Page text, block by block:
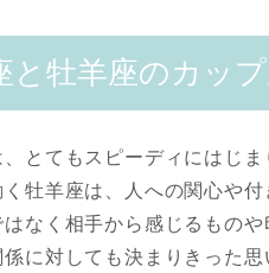
と牡羊座のカッ
とてもスピーディにはじ
く牡羊座は、人への関心や
なく相手から感じるもの
に対しても決まりきった